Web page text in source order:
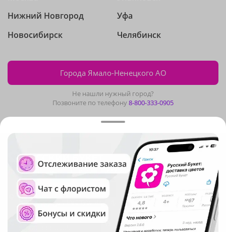
Нижний Новгород
Новосибирск
Уфа
Челябинск
Города Ямало-Ненецкого АО
Не нашли нужный город?
Позвоните по телефону8-800-333-0905
Доставка цветов по России и Миру
Адрес
Ноябрьск,ул. Республики, д. 46
Бесплатно. Круглосуточно